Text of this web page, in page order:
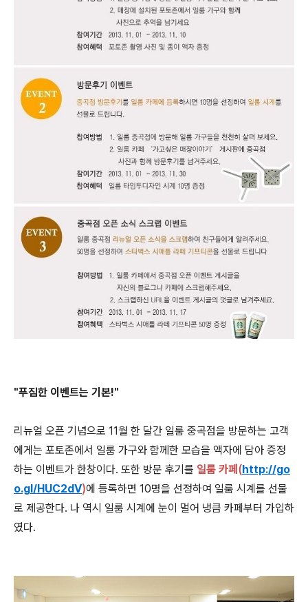
"푸짐한 이벤트는 기본!"
리뉴얼 오픈 기념으로 11월 한 달간 일룸 중곡점을 방문하는 고객
에게는 포토존에서 일룸 가구와 함께한 모습을 액자에 담아 증정
하는 이벤트가 한창이다. 또한 방문 후기를 일룸 카페(http://go
o.gl/HUC2dV)에 등록하면 10명을 선정하여 일룸 시계를 선물
로 제공한다. 나 역시 일룸 시계에 눈이 멀어 냉큼 카페부터 가입하
였다.